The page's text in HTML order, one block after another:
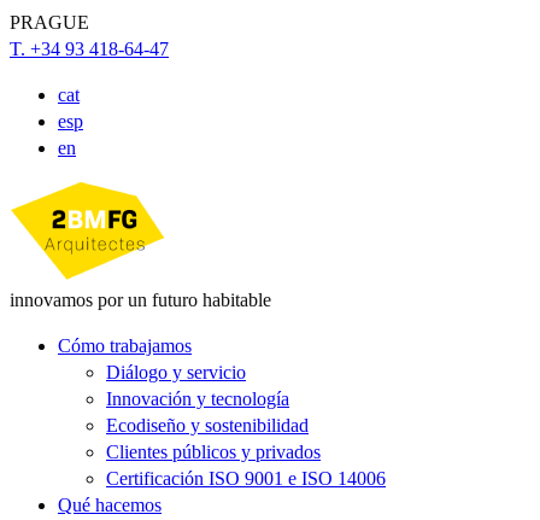
PRAGUE
T. +34 93 418-64-47
cat
esp
en
innovamos por un futuro habitable
Cómo trabajamos
Diálogo y servicio
Innovación y tecnología
Ecodiseño y sostenibilidad
Clientes públicos y privados
Certificación ISO 9001 e ISO 14006
Qué hacemos